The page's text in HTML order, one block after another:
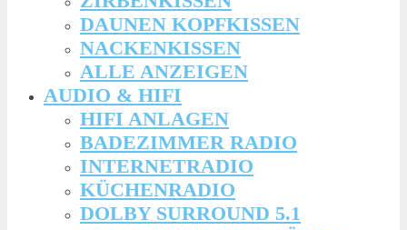
DAUNEN KOPFKISSEN
NACKENKISSEN
ALLE ANZEIGEN
AUDIO & HIFI
HIFI ANLAGEN
BADEZIMMER RADIO
INTERNETRADIO
KÜCHENRADIO
DOLBY SURROUND 5.1